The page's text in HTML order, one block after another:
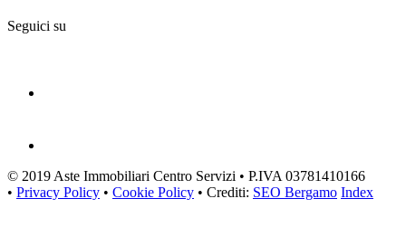
Seguici su
© 2019 Aste Immobiliari Centro Servizi • P.IVA 03781410166
• Privacy Policy • Cookie Policy • Crediti: SEO Bergamo Index